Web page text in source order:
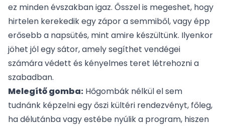
ez minden évszakban igaz. Ősszel is megeshet, hogy
hirtelen kerekedik egy zápor a semmiből, vagy épp
erősebb a napsütés, mint amire készültünk. Ilyenkor
jöhet jól egysátor, amely segíthet vendégei
számára védett és kényelmes teret létrehozni a
szabadban.
Melegítő gomba: Hőgombák nélkül el sem
tudnánk képzelni egy őszi kültéri rendezvényt, főleg,
ha délutánba vagy estébe nyúlik a program, hiszen